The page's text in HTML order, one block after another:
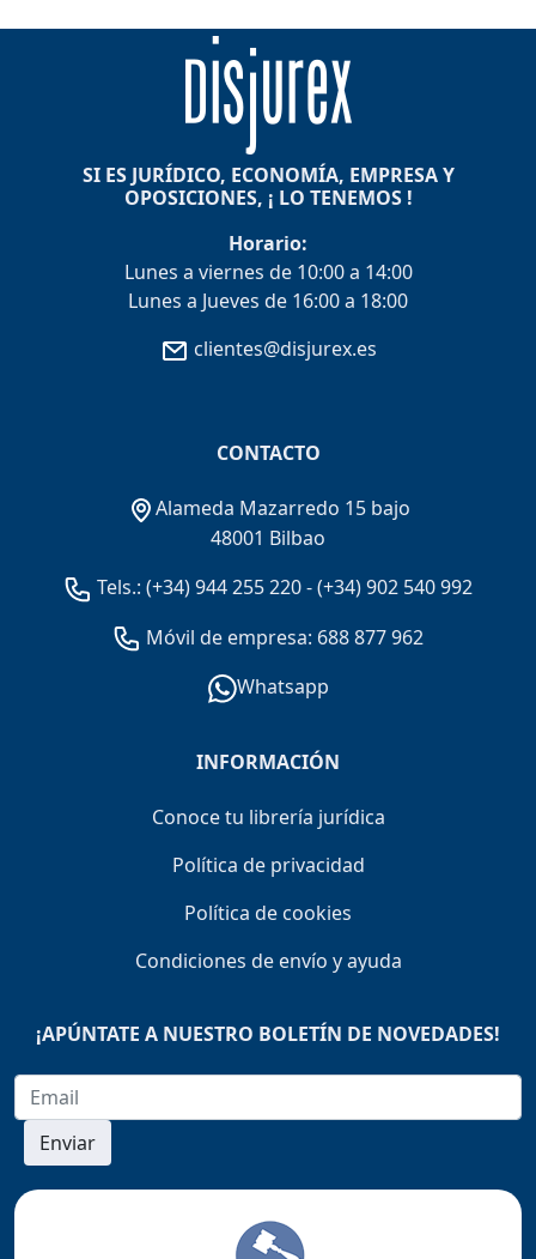
SI ES JURÍDICO, ECONOMÍA, EMPRESA Y
OPOSICIONES, ¡ LO TENEMOS !
Horario:
Lunes a viernes de 10:00 a 14:00
Lunes a Jueves de 16:00 a 18:00
clientes@disjurex.es
CONTACTO
Alameda Mazarredo 15 bajo
48001 Bilbao
Tels.: (+34) 944 255 220-(+34) 902 540 992
Móvil de empresa: 688 877 962
Whatsapp
INFORMACIÓN
Conoce tu librería jurídica
Política de privacidad
Política de cookies
Condiciones de envío y ayuda
¡APÚNTATE A NUESTRO BOLETÍN DE NOVEDADES!
Enviar